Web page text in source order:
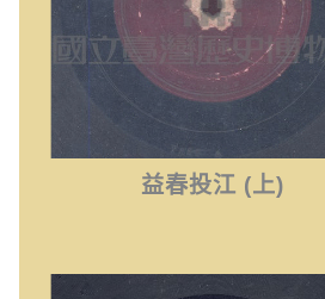
益春投江 (上)
愛玉自嘆 (一)